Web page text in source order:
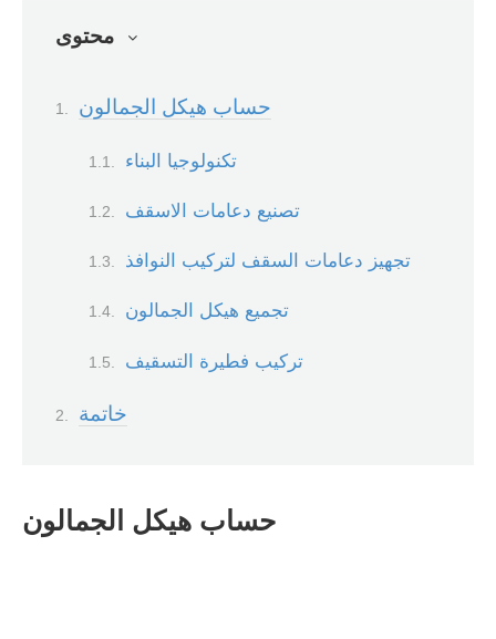
محتوى
حساب هيكل الجمالون
تكنولوجيا البناء
تصنيع دعامات الاسقف
تجهيز دعامات السقف لتركيب النوافذ
تجميع هيكل الجمالون
تركيب فطيرة التسقيف
خاتمة
حساب هيكل الجمالون